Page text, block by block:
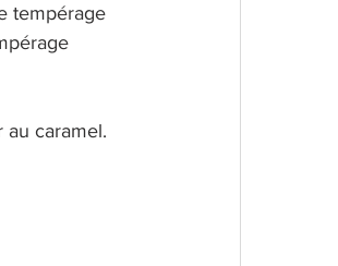
tempérage
au caramel.